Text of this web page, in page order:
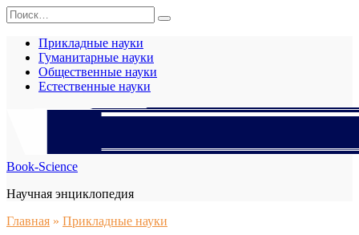
Перейти
к
содержанию
Search
for:
Прикладные науки
Гуманитарные науки
Общественные науки
Естественные науки
Book-Science
Научная энциклопедия
Главная » Прикладные науки